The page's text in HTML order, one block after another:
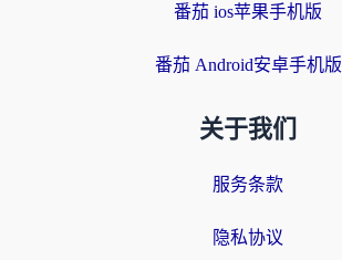
番茄 ios苹果手机版
番茄 Android安卓手机版
关于我们
服务条款
隐私协议